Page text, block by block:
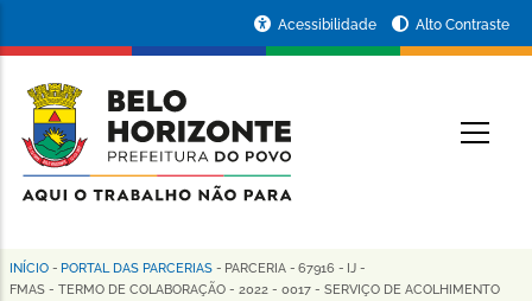
conteúdo
principal
da
Prefeitura
de
Horizonte
Acessibilidade Alto Contraste
Trilha
INÍCIO - PORTAL DAS PARCERIAS - PARCERIA - 67916 - IJ -
FMAS - TERMO DE COLABORAÇÃO - 2022 - 0017 - SERVIÇO DE ACOLHIMENTO